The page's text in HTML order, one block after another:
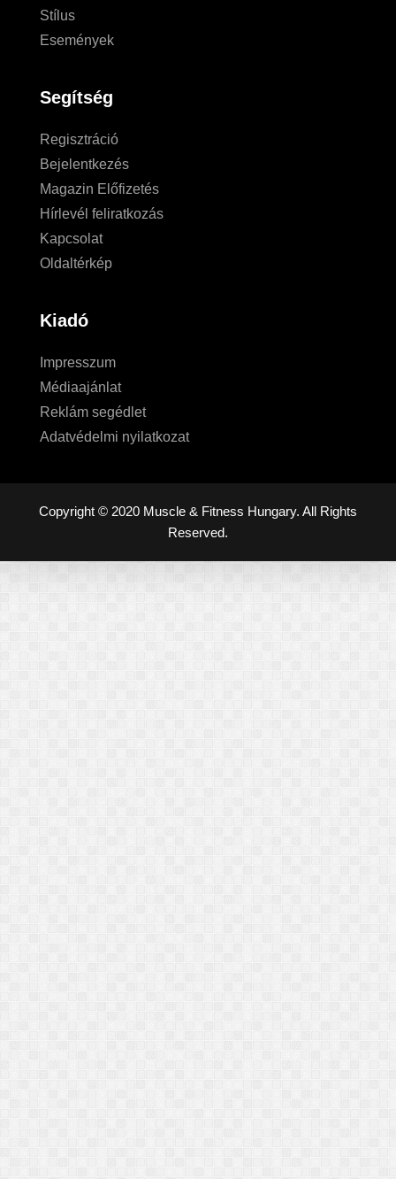
Stílus
Események
Segítség
Regisztráció
Bejelentkezés
Magazin Előfizetés
Hírlevél feliratkozás
Kapcsolat
Oldaltérkép
Kiadó
Impresszum
Médiaajánlat
Reklám segédlet
Adatvédelmi nyilatkozat
Copyright © 2020 Muscle & Fitness Hungary. All Rights
Reserved.